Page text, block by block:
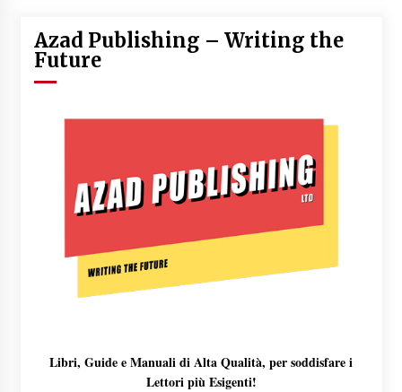
Azad Publishing – Writing the
Future
Libri, Guide e Manuali di Alta Qualità, per soddisfare i
Lettori più Esigenti!